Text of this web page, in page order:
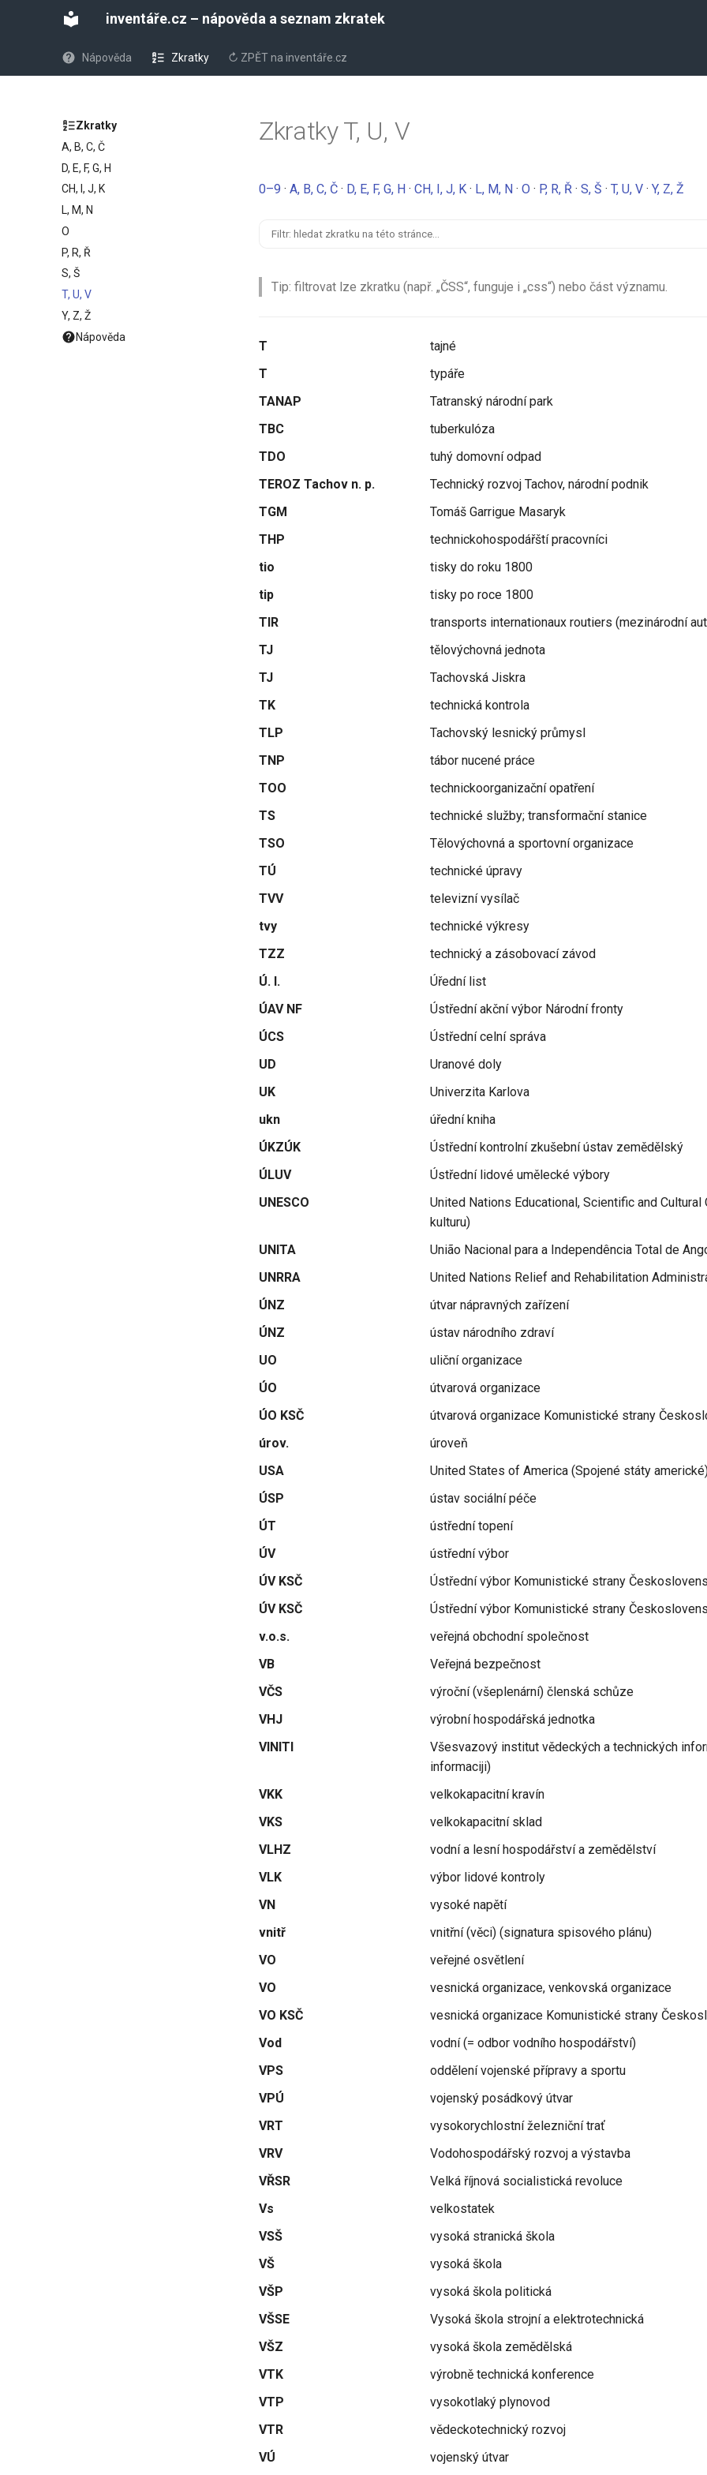
inventáře.cz – nápověda a seznam zkratek
Nápověda Zkratky ↻ ZPĚT na inventáře.cz
Zkratky
A, B, C, Č
D, E, F, G, H
CH, I, J, K
L, M, N
O
P, R, Ř
S, Š
T, U, V
Y, Z, Ž
Nápověda
Zkratky T, U, V
0–9 · A, B, C, Č · D, E, F, G, H · CH, I, J, K · L, M, N · O · P, R, Ř · S, Š · T, U, V · Y, Z, Ž
Tip: filtrovat lze zkratku (např. „ČSS“, funguje i „css“) nebo část významu.
T
tajné
T
typáře
TANAP
Tatranský národní park
TBC
tuberkulóza
TDO
tuhý domovní odpad
TEROZ Tachov n. p.
Technický rozvoj Tachov, národní podnik
TGM
Tomáš Garrigue Masaryk
THP
technickohospodářští pracovníci
tio
tisky do roku 1800
tip
tisky po roce 1800
TIR
transports internationaux routiers (mezinárodní
TJ
tělovýchovná jednota
TJ
Tachovská Jiskra
TK
technická kontrola
TLP
Tachovský lesnický průmysl
TNP
tábor nucené práce
TOO
technickoorganizační opatření
TS
technické služby; transformační stanice
TSO
Tělovýchovná a sportovní organizace
TÚ
technické úpravy
TVV
televizní vysílač
tvy
technické výkresy
TZZ
technický a zásobovací závod
Ú. l.
Úřední list
ÚAV NF
Ústřední akční výbor Národní fronty
ÚCS
Ústřední celní správa
UD
Uranové doly
UK
Univerzita Karlova
ukn
úřední kniha
ÚKZÚK
Ústřední kontrolní zkušební ústav zemědělský
ÚLUV
Ústřední lidové umělecké výbory
UNESCO
United Nations Educational, Scientific and
kulturu)
UNITA
União Nacional para a Independência Total de
UNRRA
United Nations Relief and Rehabilitation
ÚNZ
útvar nápravných zařízení
ÚNZ
ústav národního zdraví
UO
uliční organizace
ÚO
útvarová organizace
ÚO KSČ
útvarová organizace Komunistické strany
úrov.
úroveň
USA
United States of America (Spojené státy
ÚSP
ústav sociální péče
ÚT
ústřední topení
ÚV
ústřední výbor
ÚV KSČ
Ústřední výbor Komunistické strany
ÚV KSČ
Ústřední výbor Komunistické strany
v.o.s.
veřejná obchodní společnost
VB
Veřejná bezpečnost
VČS
výroční (všeplenární) členská schůze
VHJ
výrobní hospodářská jednotka
VINITI
Všesvazový institut vědeckých a technických
informaciji)
VKK
velkokapacitní kravín
VKS
velkokapacitní sklad
VLHZ
vodní a lesní hospodářství a zemědělství
VLK
výbor lidové kontroly
VN
vysoké napětí
vnitř
vnitřní (věci) (signatura spisového plánu)
VO
veřejné osvětlení
VO
vesnická organizace, venkovská organizace
VO KSČ
vesnická organizace Komunistické strany
Vod
vodní (= odbor vodního hospodářství)
VPS
oddělení vojenské přípravy a sportu
VPÚ
vojenský posádkový útvar
VRT
vysokorychlostní železniční trať
VRV
Vodohospodářský rozvoj a výstavba
VŘSR
Velká říjnová socialistická revoluce
Vs
velkostatek
VSŠ
vysoká stranická škola
VŠ
vysoká škola
VŠP
vysoká škola politická
VŠSE
Vysoká škola strojní a elektrotechnická
VŠZ
vysoká škola zemědělská
VTK
výrobně technická konference
VTP
vysokotlaký plynovod
VTR
vědeckotechnický rozvoj
VÚ
vojenský útvar